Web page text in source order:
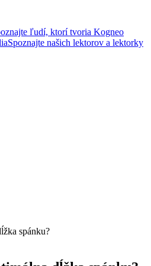
ľudí, ktorí tvoria Kogneo
Spoznajte našich lektorov a lektorky